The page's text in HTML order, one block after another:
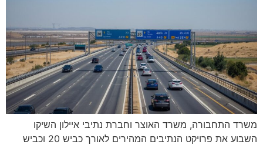
משרד התחבורה, משרד האוצר וחברת נתיבי איילון השיקו
השבוע את פרויקט הנתיבים המהירים לאורך כביש 20 וכביש